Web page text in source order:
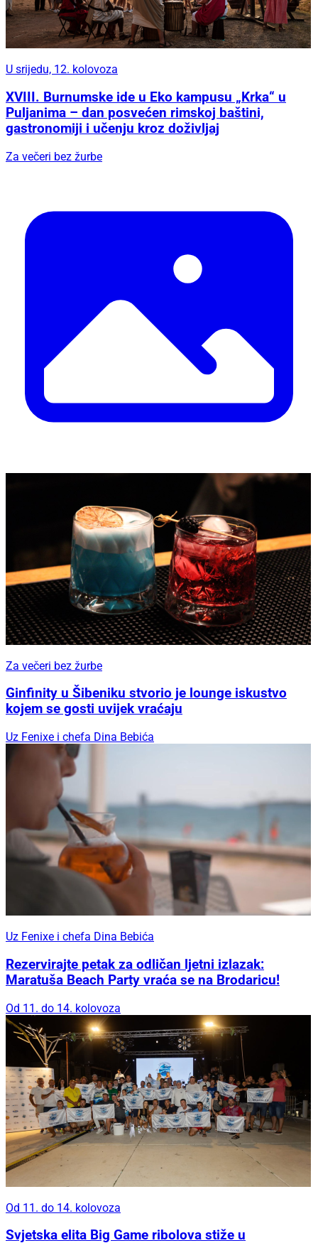
U srijedu, 12. kolovoza
XVIII. Burnumske ide u Eko kampusu „Krka“ u
Puljanima – dan posvećen rimskoj baštini,
gastronomiji i učenju kroz doživljaj
Za večeri bez žurbe
Za večeri bez žurbe
Ginfinity u Šibeniku stvorio je lounge iskustvo
kojem se gosti uvijek vraćaju
Uz Fenixe i chefa Dina Bebića
Uz Fenixe i chefa Dina Bebića
Rezervirajte petak za odličan ljetni izlazak:
Maratuša Beach Party vraća se na Brodaricu!
Od 11. do 14. kolovoza
Od 11. do 14. kolovoza
Svjetska elita Big Game ribolova stiže u